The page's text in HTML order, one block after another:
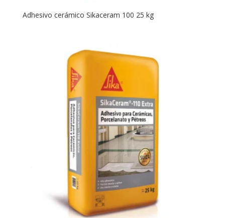
Adhesivo cerámico Sikaceram 100 25 kg